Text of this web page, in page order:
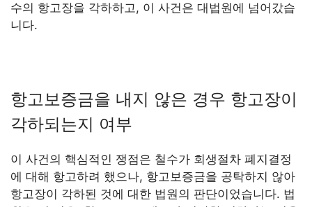
수의 항고장을 각하하고, 이 사건은 대법원에 넘어갔습
니다.
항고보증금을 내지 않은 경우 항고장이
각하되는지 여부
이 사건의 핵심적인 쟁점은 철수가 회생절차 폐지결정
에 대해 항고하려 했으나, 항고보증금을 공탁하지 않아
항고장이 각하된 것에 대한 법원의 판단이었습니다. 법